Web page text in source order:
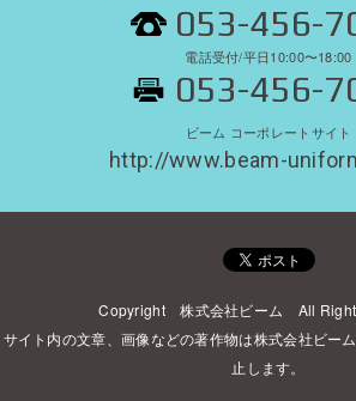
053-456-
電話受付/平日10:00〜18:00
053-456-
ビーム コーポレートサイト
http://www.beam-
Copyright 株式会社ビーム All
サイト内の文章、画像などの著作物は株式会社ビー
止します。